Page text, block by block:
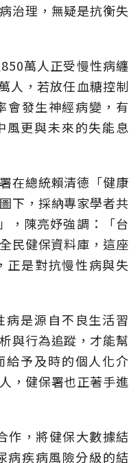
治理，無疑是抗衡失
萬人正受慢性病纏
人，若放任血糖控制
會發生神經病變，有
更與未來的失能息
在總統賴清德「健康
下，採納專家學者共
，陳亮妤強調：「台
民健保資料庫，這座
正是對抗慢性病與失
是源自不良生活習
與行為追蹤，才能幫
給予及時的個人化介
，健保署也正著手進
作，將健保大數據結
病疾病風險分級的結